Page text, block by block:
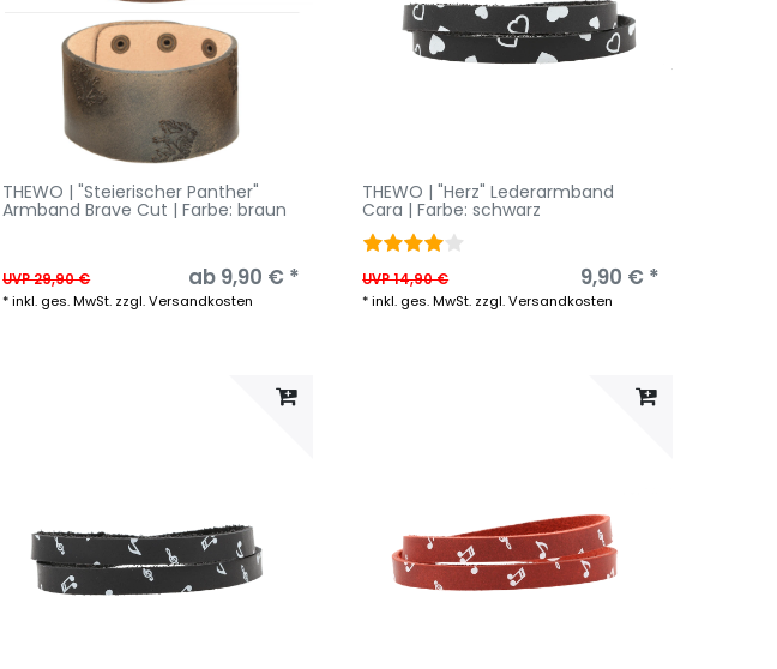
THEWO | "Steierischer Panther"
Armband Brave Cut | Farbe: braun
UVP 29,90 € ab 9,90 € *
*inkl. ges. MwSt. zzgl.Versandkosten
THEWO | "Herz" Lederarmband
Cara | Farbe: schwarz
UVP 14,90 € 9,90 € *
*inkl. ges. MwSt. zzgl.Versandkosten